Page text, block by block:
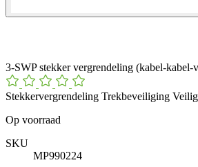
3-SWP stekker vergrendeling (kabel-kabel-
Stekkervergrendeling Trekbeveiliging
Op voorraad
SKU
MP990224